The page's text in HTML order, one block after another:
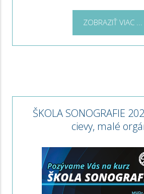
ZOBRAZIŤ VIAC ...
ŠKOLA SONOGRAFIE
cievy, malé